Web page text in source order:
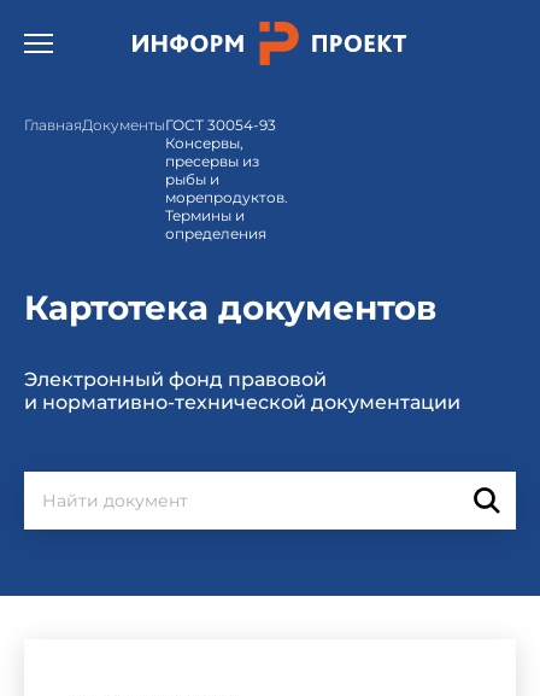
Открыть бургер меню.
ГлавнаяДокументыГОСТ 30054-93
Консервы,
пресервы из
рыбы и
морепродуктов.
Термины и
определения
Картотека документов
Электронный фонд правовой
и нормативно-технической документации